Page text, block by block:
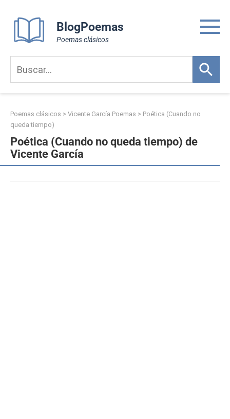
content
BlogPoemas
Poemas clásicos
Poemas clásicos > Vicente García Poemas > Poética (Cuando no
queda tiempo)
Poética (Cuando no queda tiempo) de
Vicente García